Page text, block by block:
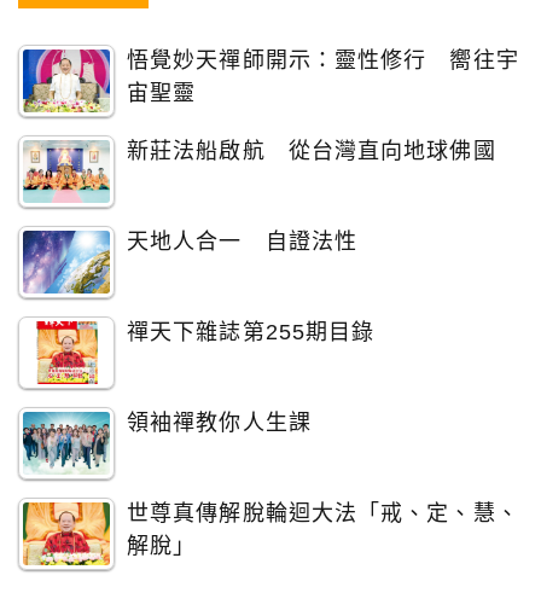
悟覺妙天禪師開示：靈性修行 嚮往宇
宙聖靈
新莊法船啟航 從台灣直向地球佛國
天地人合一 自證法性
禪天下雜誌第255期目錄
領袖禪教你人生課
世尊真傳解脫輪迴大法「戒、定、慧、
解脫」